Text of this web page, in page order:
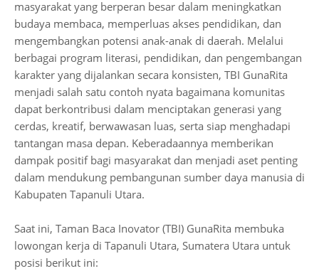
masyarakat yang berperan besar dalam meningkatkan
budaya membaca, memperluas akses pendidikan, dan
mengembangkan potensi anak-anak di daerah. Melalui
berbagai program literasi, pendidikan, dan pengembangan
karakter yang dijalankan secara konsisten, TBI GunaRita
menjadi salah satu contoh nyata bagaimana komunitas
dapat berkontribusi dalam menciptakan generasi yang
cerdas, kreatif, berwawasan luas, serta siap menghadapi
tantangan masa depan. Keberadaannya memberikan
dampak positif bagi masyarakat dan menjadi aset penting
dalam mendukung pembangunan sumber daya manusia di
Kabupaten Tapanuli Utara.
Saat ini, Taman Baca Inovator (TBI) GunaRita membuka
lowongan kerja di Tapanuli Utara, Sumatera Utara untuk
posisi berikut ini: